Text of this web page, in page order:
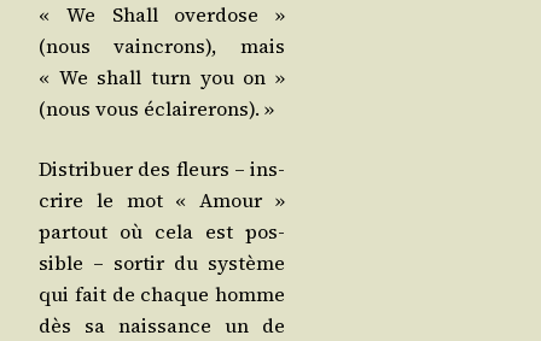
« We Shall over­dose »
(nous vain­crons), mais
« We shall turn you on »
(nous vous éclairerons). »
Dis­tri­buer des fleurs – ins­
crire le mot « Amour »
par­tout où cela est pos­
sible – sor­tir du sys­tème
qui fait de chaque homme
dès sa nais­sance un de